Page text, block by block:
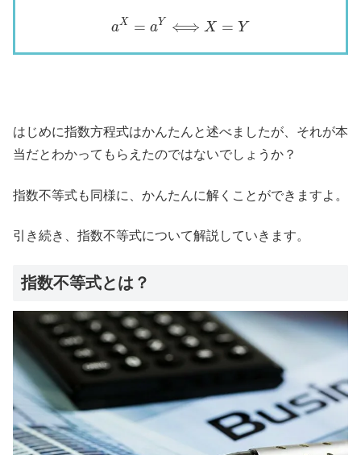
aX = aY ⟺ X = Y
=a X=
はじめに指数方程式はかんたんと述べましたが、それが本
当だとわかってもらえたのではないでしょうか？
指数不等式も同様に、かんたんに解くことができますよ。
引き続き、指数不等式について解説していきます。
指数不等式とは？